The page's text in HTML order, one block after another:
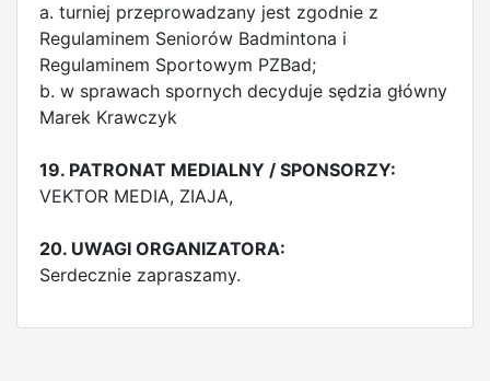
a. turniej przeprowadzany jest zgodnie z
Regulaminem Seniorów Badmintona i
Regulaminem Sportowym PZBad;
b. w sprawach spornych decyduje sędzia główny
Marek Krawczyk
19. PATRONAT MEDIALNY / SPONSORZY:
VEKTOR MEDIA, ZIAJA,
20. UWAGI ORGANIZATORA:
Serdecznie zapraszamy.